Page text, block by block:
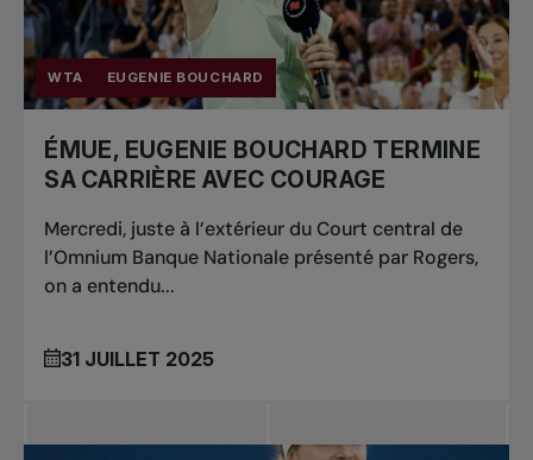
WTA EUGENIE BOUCHARD
ÉMUE, EUGENIE BOUCHARD TERMINE
SA CARRIÈRE AVEC COURAGE
Mercredi, juste à l’extérieur du Court central de
l’Omnium Banque Nationale présenté par Rogers,
on a entendu...
31 JUILLET 2025